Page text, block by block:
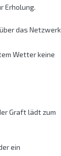
Erholung.
das Netzwerk
Wetter keine
Graft lädt zum
ein